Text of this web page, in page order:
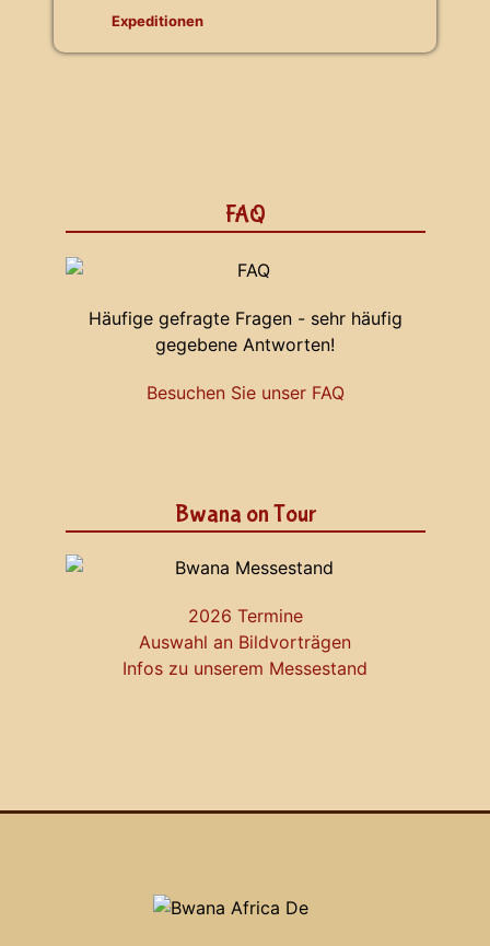
Expeditionen
FAQ
Häufige gefragte Fragen - sehr häufig
gegebene Antworten!
Besuchen Sie unser FAQ
Bwana on Tour
2026 Termine
Auswahl an Bildvorträgen
Infos zu unserem Messestand